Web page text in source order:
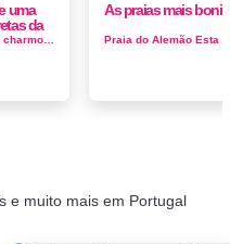
uma
da
Por toda a Europa existem pequenas vilas charmosas que atraem cada vez mais curiosos. As tradicionais ruas, os cafés apenas para almoço ...
As praias mais
e muito mais em Portugal